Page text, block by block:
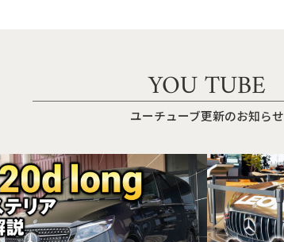
YOU TUBE
ユーチューブ更新のお知らせ